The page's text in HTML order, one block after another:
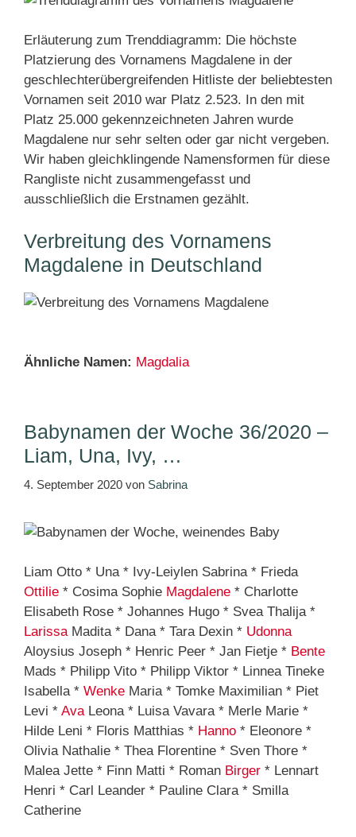
Erläuterung zum Trenddiagramm: Die höchste
Platzierung des Vornamens Magdalene in der
geschlechterübergreifenden Hitliste der beliebtesten
Vornamen seit 2010 war Platz 2.523. In den mit
Platz 25.000 gekennzeichneten Jahren wurde
Magdalene nur sehr selten oder gar nicht vergeben.
Wir haben gleichklingende Namensformen für diese
Rangliste nicht zusammengefasst und
ausschließlich die Erstnamen gezählt.
Verbreitung des Vornamens
Magdalene in Deutschland
Ähnliche Namen: Magdalia
Babynamen der Woche 36/2020 –
Liam, Una, Ivy, …
4. September 2020 von Sabrina
Liam Otto * Una * Ivy-Leiylen Sabrina * Frieda
Ottilie * Cosima Sophie Magdalene * Charlotte
Elisabeth Rose * Johannes Hugo * Svea Thalija *
LarissaMadita * Dana * Tara Dexin * Udonna
Aloysius Joseph * Henric Peer * Jan Fietje * Bente
Mads * Philipp Vito * Philipp Viktor * Linnea Tineke
Isabella * Wenke Maria * Tomke Maximilian * Piet
Levi * AvaLeona * Luisa Vavara * Merle Marie *
Hilde Leni * Floris Matthias * Hanno * Eleonore *
Olivia Nathalie * Thea Florentine * Sven Thore *
Malea Jette * Finn Matti * Roman Birger * Lennart
Henri * Carl Leander * Pauline Clara * Smilla
Catherine